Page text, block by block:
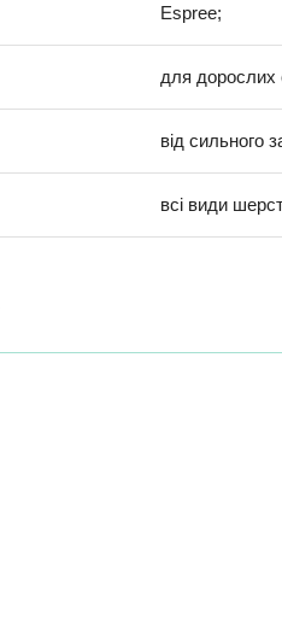
Espree;
для дорослих
від сильного
всі види